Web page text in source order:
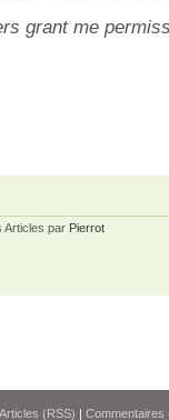
grant me
Articles par Pierrot
Articles (RSS) | Commentaires